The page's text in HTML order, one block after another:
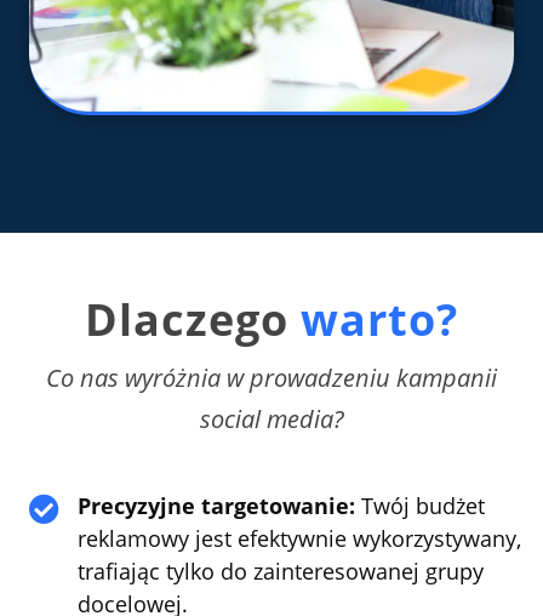
Dlaczego warto?
Co nas wyróżnia w prowadzeniu kampanii
social media?
 Precyzyjne targetowanie: Twój budżet
reklamowy jest efektywnie wykorzystywany,
trafiając tylko do zainteresowanej grupy
docelowej.